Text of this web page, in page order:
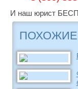
И наш юрист
ПОХОЖИЕ